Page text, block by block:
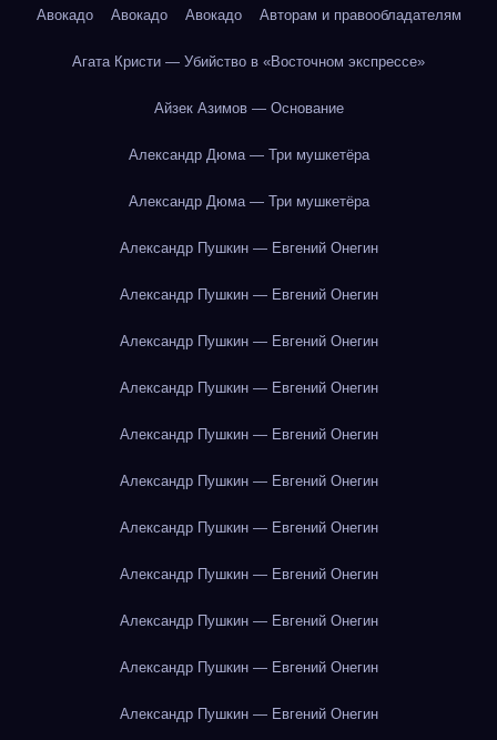
Авокадо Авокадо Авокадо Авторам и правообладателям
Агата Кристи — Убийство в «Восточном экспрессе»
Айзек Азимов — Основание
Александр Дюма — Три мушкетёра
Александр Дюма — Три мушкетёра
Александр Пушкин — Евгений Онегин
Александр Пушкин — Евгений Онегин
Александр Пушкин — Евгений Онегин
Александр Пушкин — Евгений Онегин
Александр Пушкин — Евгений Онегин
Александр Пушкин — Евгений Онегин
Александр Пушкин — Евгений Онегин
Александр Пушкин — Евгений Онегин
Александр Пушкин — Евгений Онегин
Александр Пушкин — Евгений Онегин
Александр Пушкин — Евгений Онегин